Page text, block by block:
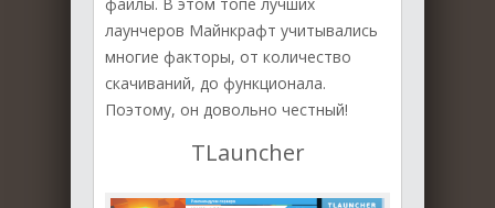
лаунчеров Майнкрафт учитывались
многие факторы, от количество
скачиваний, до функционала.
Поэтому, он довольно честный!
TLauncher